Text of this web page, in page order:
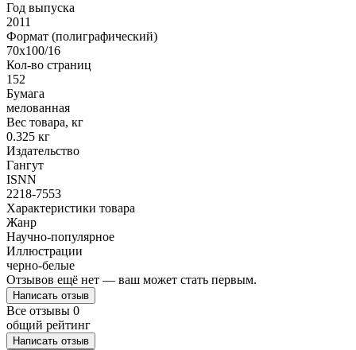
Год выпуска
2011
Формат (полиграфический)
70x100/16
Кол-во страниц
152
Бумага
мелованная
Вес товара, кг
0.325 кг
Издательство
Гангут
ISNN
2218-7553
Характеристики товара
Жанр
Научно-популярное
Иллюстрации
черно-белые
Отзывов ещё нет — ваш может стать первым.
Написать отзыв
Все отзывы 0
общий рейтинг
Написать отзыв